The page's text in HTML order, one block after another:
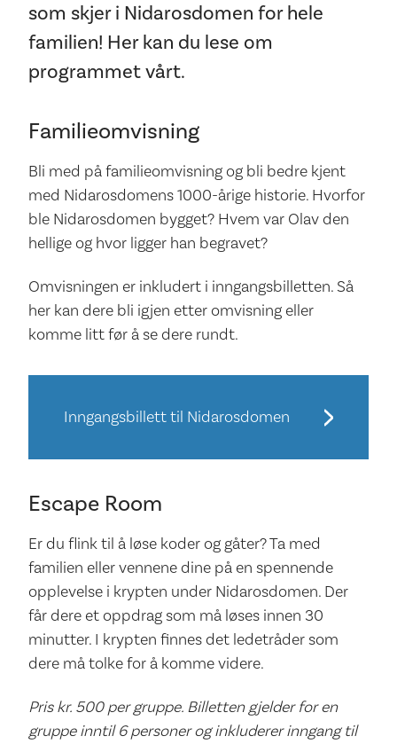
som skjer i Nidarosdomen for hele
familien! Her kan du lese om
programmet vårt.
Familieomvisning
Bli med på familieomvisning og bli bedre kjent
med Nidarosdomens 1000-årige historie. Hvorfor
ble Nidarosdomen bygget? Hvem var Olav den
hellige og hvor ligger han begravet?
Omvisningen er inkludert i inngangsbilletten. Så
her kan dere bli igjen etter omvisning eller
komme litt før å se dere rundt.
Inngangsbillett til Nidarosdomen
Escape Room
Er du flink til å løse koder og gåter? Ta med
familien eller vennene dine på en spennende
opplevelse i krypten under Nidarosdomen. Der
får dere et oppdrag som må løses innen 30
minutter. I krypten finnes det ledetråder som
dere må tolke for å komme videre.
Pris kr. 500 per gruppe. Billetten gjelder for en
gruppe inntil 6 personer og inkluderer inngang til